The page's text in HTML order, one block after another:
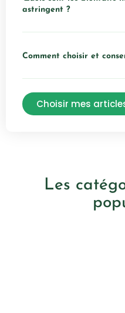
astringent ?
Comment choisir et
Choisir mes
Les